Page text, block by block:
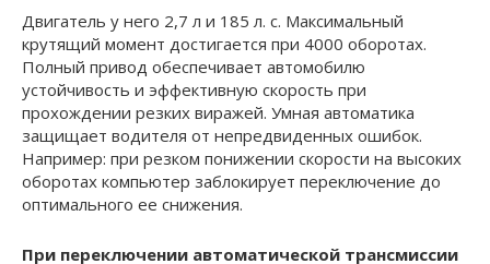
Двигатель у него 2,7 л и 185 л. с. Максимальный
крутящий момент достигается при 4000 оборотах.
Полный привод обеспечивает автомобилю
устойчивость и эффективную скорость при
прохождении резких виражей. Умная автоматика
защищает водителя от непредвиденных ошибок.
Например: при резком понижении скорости на высоких
оборотах компьютер заблокирует переключение до
оптимального ее снижения.
При переключении автоматической трансмиссии